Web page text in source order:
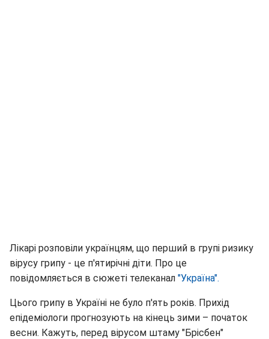
Лікарі розповіли українцям, що перший в групі ризику
вірусу грипу - це п'ятирічні діти. Про це
повідомляється в сюжеті телеканал "Україна".
Цього грипу в Україні не було п'ять років. Прихід
епідеміологи прогнозують на кінець зими – початок
весни. Кажуть, перед вірусом штаму "Брісбен"